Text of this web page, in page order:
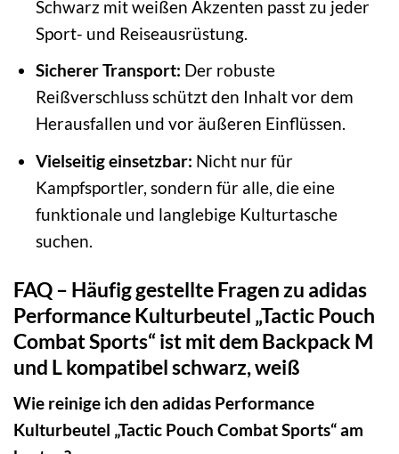
Schwarz mit weißen Akzenten passt zu jeder
Sport- und Reiseausrüstung.
Sicherer Transport: Der robuste
Reißverschluss schützt den Inhalt vor dem
Herausfallen und vor äußeren Einflüssen.
Vielseitig einsetzbar: Nicht nur für
Kampfsportler, sondern für alle, die eine
funktionale und langlebige Kulturtasche
suchen.
FAQ – Häufig gestellte Fragen zu adidas
Performance Kulturbeutel „Tactic Pouch
Combat Sports“ ist mit dem Backpack M
und L kompatibel schwarz, weiß
Wie reinige ich den adidas Performance
Kulturbeutel „Tactic Pouch Combat Sports“ am